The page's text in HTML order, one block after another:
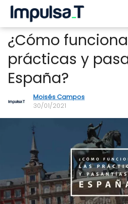
¿Cómo
prácticas y
España?
Moisés Campos
30/01/2021